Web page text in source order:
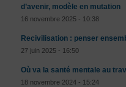
d’avenir, modèle en mutation
16 novembre 2025 - 10:38
Recivilisation : penser
27 juin 2025 - 16:50
Où va la santé mentale au
18 novembre 2024 - 15:24